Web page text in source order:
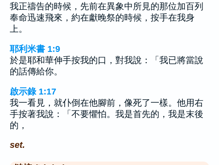
我正禱告的時候，先前在異象中所見的那位加百列
奉命迅速飛來，約在獻晚祭的時候，按手在我身
上。
耶利米書 1:9
於是耶和華伸手按我的口，對我說：「我已將當說
的話傳給你。
啟示錄 1:17
我一看見，就仆倒在他腳前，像死了一樣。他用右
手按著我說：「不要懼怕。我是首先的，我是末後
的，
set.